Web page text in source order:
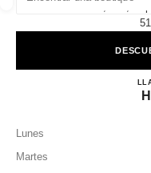
las sugerencias se
0 Sugerencias disponibles
1f, 251,
Lunes
Martes
filtros
resultado de los filtros por: